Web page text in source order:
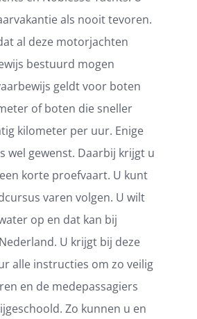
als nooit tevoren.
al deze motorjachten
bestuurd mogen
geldt voor boten
of boten die sneller
kilometer per uur. Enige
wel gewenst. Daarbij krijgt u
korte proefvaart. U kunt
varen volgen. U wilt
op en dat kan bij
U krijgt bij deze
alle instructies om zo veilig
en de medepassagiers
Zo kunnen u en